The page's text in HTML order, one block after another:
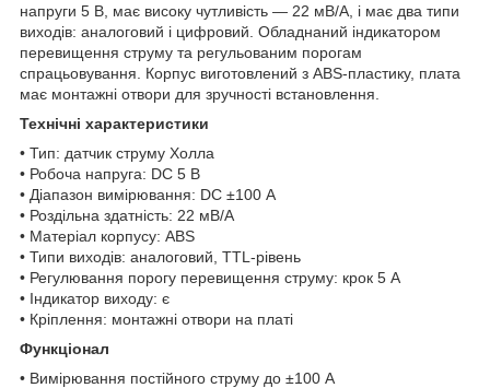
напруги 5 В, має високу чутливість — 22 мВ/А, і має два типи
виходів: аналоговий і цифровий. Обладнаний індикатором
перевищення струму та регульованим порогам
спрацьовування. Корпус виготовлений з ABS-пластику, плата
має монтажні отвори для зручності встановлення.
Технічні характеристики
• Тип: датчик струму Холла
• Робоча напруга: DC 5 В
• Діапазон вимірювання: DC ±100 А
• Роздільна здатність: 22 мВ/А
• Матеріал корпусу: ABS
• Типи виходів: аналоговий, TTL-рівень
• Регулювання порогу перевищення струму: крок 5 А
• Індикатор виходу: є
• Кріплення: монтажні отвори на платі
Функціонал
• Вимірювання постійного струму до ±100 А